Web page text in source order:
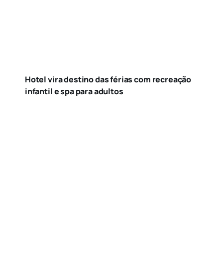
Hotel vira destino das férias com recreação
infantil e spa para adultos